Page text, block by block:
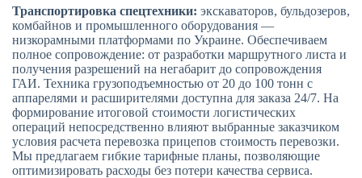
Транспортировка спецтехники: экскаваторов, бульдозеров,
комбайнов и промышленного оборудования —
низкорамными платформами по Украине. Обеспечиваем
полное сопровождение: от разработки маршрутного листа и
получения разрешений на негабарит до сопровождения
ГАИ. Техника грузоподъемностью от 20 до 100 тонн с
аппарелями и расширителями доступна для заказа 24/7. На
формирование итоговой стоимости логистических
операций непосредственно влияют выбранные заказчиком
условия расчета перевозка прицепов стоимость перевозки.
Мы предлагаем гибкие тарифные планы, позволяющие
оптимизировать расходы без потери качества сервиса.